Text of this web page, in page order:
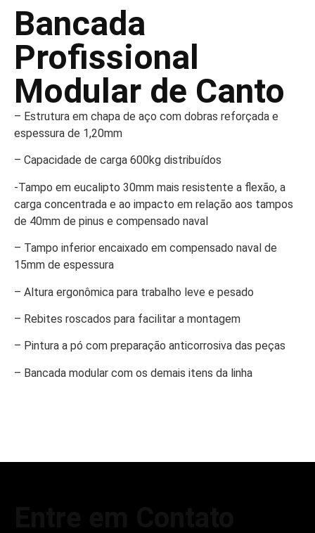
Bancada
Profissional
Modular de Canto
– Estrutura em chapa de aço com dobras reforçada e
espessura de 1,20mm
– Capacidade de carga 600kg distribuídos
-Tampo em eucalipto 30mm mais resistente a flexão, a
carga concentrada e ao impacto em relação aos tampos
de 40mm de pinus e compensado naval
– Tampo inferior encaixado em compensado naval de
15mm de espessura
– Altura ergonômica para trabalho leve e pesado
– Rebites roscados para facilitar a montagem
– Pintura a pó com preparação anticorrosiva das peças
– Bancada modular com os demais itens da linha